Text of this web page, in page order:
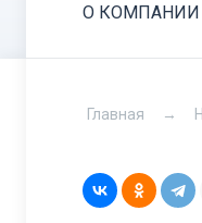
О КОМПАНИИ
Главная